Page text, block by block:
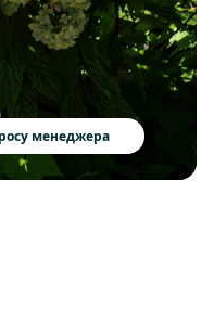
менеджера